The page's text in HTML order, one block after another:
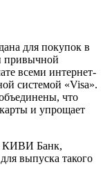
для покупок в
привычной
всеми интернет-
системой «Visa».
что
и упрощает
КИВИ Банк,
выпуска такого